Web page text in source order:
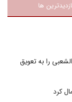
ها
را به تعویق
کرد